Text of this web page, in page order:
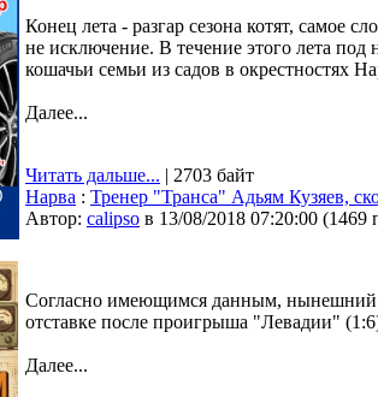
Конец лета - разгар сезона котят,
не исключение. В течение этого лета
кошачьи семьи из садов в окрестностях
Далее...
Читать дальше... | 2703 байт
Нарва : Тренер "Транса" Адьям Кузяев,
Автор: calipso в 13/08/2018 07:20:00 (1469
Согласно имеющимся данным, нынешний
отставке после проигрыша "Левадии"
Далее...